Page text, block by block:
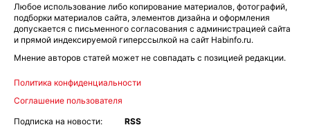
Любое использование либо копирование материалов, фотографий,
подборки материалов сайта, элементов дизайна и оформления
допускается с письменного согласования с администрацией сайта
и прямой индексируемой гиперссылкой на сайт Habinfo.ru.
Мнение авторов статей может не совпадать с позицией редакции.
Политика конфиденциальности
Соглашение пользователя
Подписка на новости:
RSS